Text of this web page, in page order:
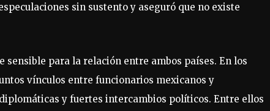
sin sustento y aseguró que no existe
para la relación entre ambos países. En los
vínculos entre funcionarios mexicanos y
y fuertes intercambios políticos. Entre ellos